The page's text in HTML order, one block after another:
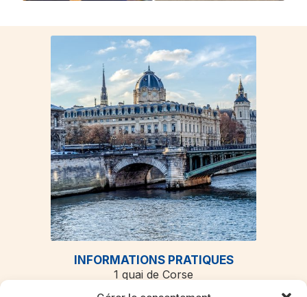
INFORMATIONS PRATIQUES
1 quai de Corse
75181 Paris cedex 04